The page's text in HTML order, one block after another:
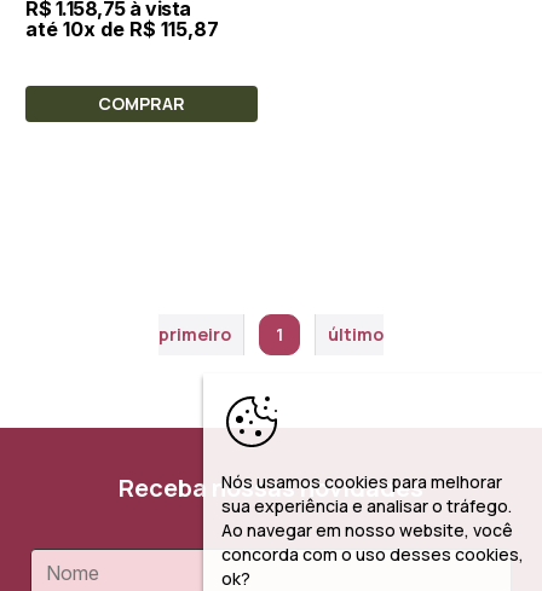
R$ 1.158,75 à vista
até 10x de R$ 115,87
COMPRAR
primeiro 1 último
Receba nossas novidades
Nós usamos cookies para melhorar
sua experiência e analisar o tráfego.
Ao navegar em nosso website, você
concorda com o uso desses cookies,
ok?